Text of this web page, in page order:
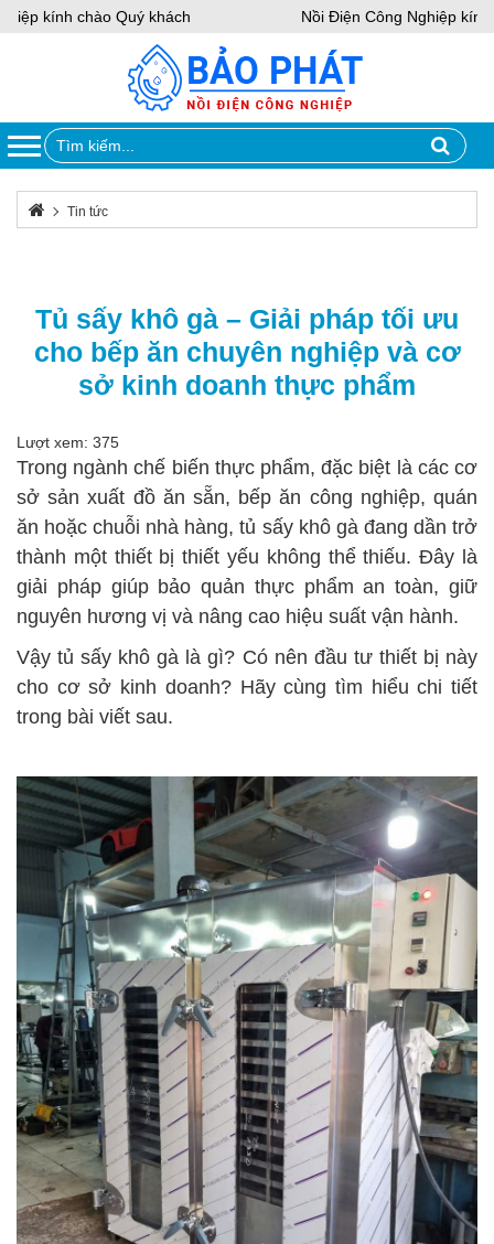
kính chào Quý khách Nồi Điện Công Nghiệp kính
Tin tức
Tủ sấy khô gà – Giải pháp tối ưu
cho bếp ăn chuyên nghiệp và cơ
sở kinh doanh thực phẩm
Lượt xem: 375
Trong ngành chế biến thực phẩm, đặc biệt là các cơ
sở sản xuất đồ ăn sẵn, bếp ăn công nghiệp, quán
ăn hoặc chuỗi nhà hàng, tủ sấy khô gà đang dần trở
thành một thiết bị thiết yếu không thể thiếu. Đây là
giải pháp giúp bảo quản thực phẩm an toàn, giữ
nguyên hương vị và nâng cao hiệu suất vận hành.
Vậy tủ sấy khô gà là gì? Có nên đầu tư thiết bị này
cho cơ sở kinh doanh? Hãy cùng tìm hiểu chi tiết
trong bài viết sau.